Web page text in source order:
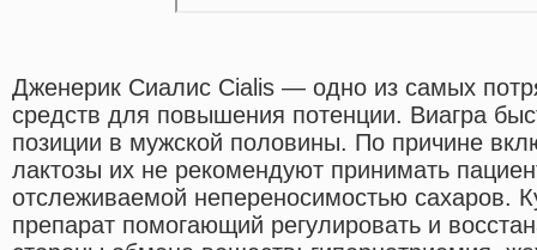
Дженерик Сиалис Cialis — одно из самых
средств для повышения потенции. Виагра
позиции в мужской половины. По причине
лактозы их не рекомендуют принимать
отслеживаемой непереносимостью сахаров.
препарат помогающий регулировать и